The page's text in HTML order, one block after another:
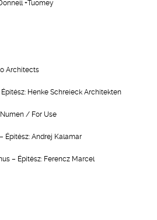
+Tuomey
Architects
Henke Schreieck Architekten
/ For Use
Építész: Andrej Kalamar
– Építész: Ferencz Marcel